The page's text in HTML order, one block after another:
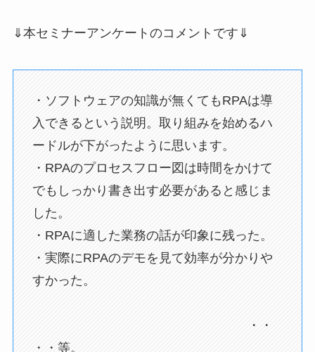
⇓本セミナーアンケートのコメントです⇓
・ソフトウェアの知識が無くてもRPAは導
入できるという説明。取り組みを始めるハ
ードルが下がったように思います。
・RPAのプロセスフロー図は時間をかけて
でもしっかり書き出す必要があると感じま
した。
・RPAに適した業務の話が印象に残った。
・実際にRPAのデモを見て効率が分かりや
すかった。
・・
・・等。